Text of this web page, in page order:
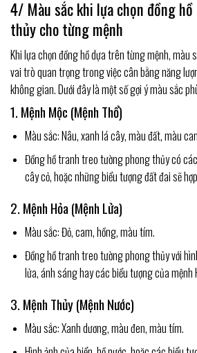
4/ Màu sắc khi lựa chọn đồng
thủy cho từng mệnh
Khi lựa chọn đồng hồ dựa trên từng mệnh,
vai trò quan trọng trong việc cân bằng năng
không gian. Dưới đây là một số gợi ý màu sắc
1. Mệnh Mộc (Mệnh Thổ)
Màu sắc: Nâu, xanh lá cây, màu đất, màu
Đồng hồ tranh treo tường phong thủy có
cây cỏ, hoặc những biểu tượng đất đai sẽ
2. Mệnh Hỏa (Mệnh Lửa)
Màu sắc: Đỏ, cam, hồng, màu tím.
Đồng hồ tranh treo tường phong thủy với
lửa, ánh sáng hay các biểu tượng của mệnh
3. Mệnh Thủy (Mệnh Nước)
Màu sắc: Xanh dương, màu đen, màu tím.